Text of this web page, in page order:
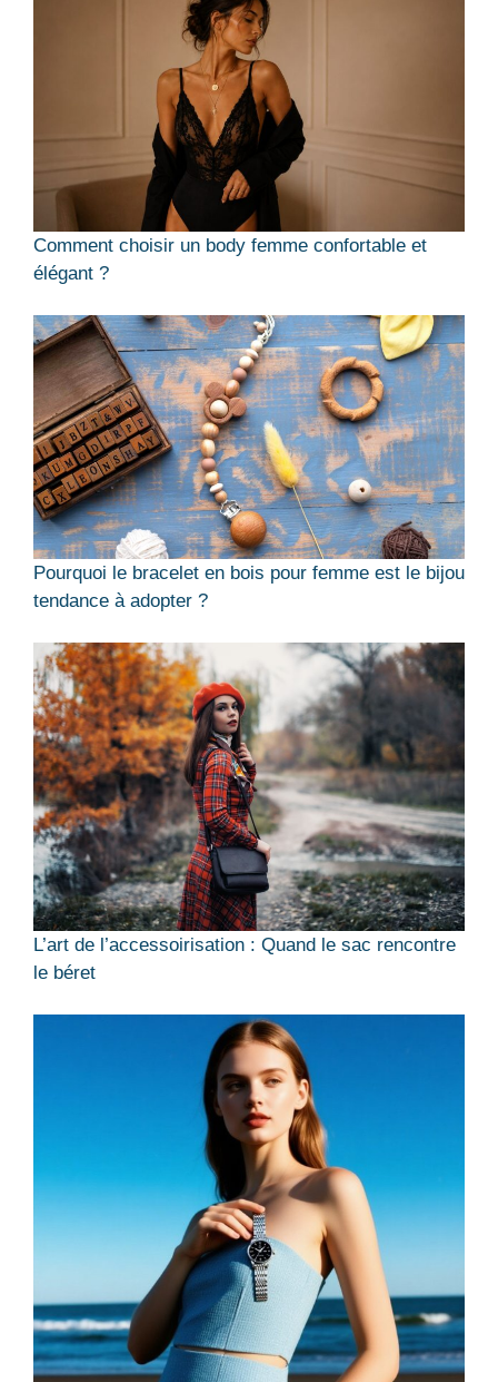
Comment choisir un body femme confortable et
élégant ?
Pourquoi le bracelet en bois pour femme est le bijou
tendance à adopter ?
L’art de l’accessoirisation : Quand le sac rencontre
le béret